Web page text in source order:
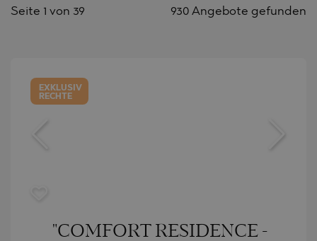
930 Angebote gefunden
Seite 1 von 39
EXKLUSIV
RECHTE
"COMFORT RESIDENCE -